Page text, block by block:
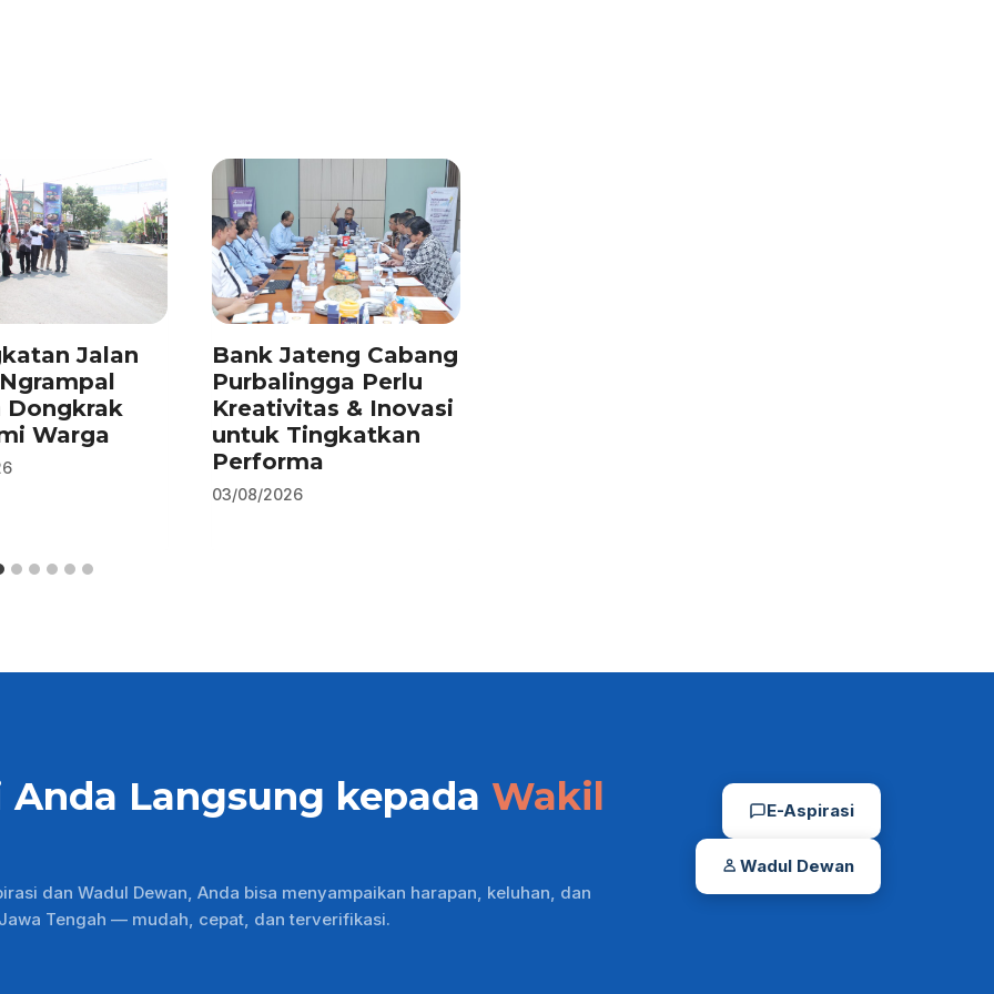
Jalan
Dongkrak
Warga
Bank Jateng Cabang
Purbalingga Perlu
Kreativitas & Inovasi
untuk Tingkatkan
Performa
03/08/2026
Langsung kepada Wakil
dan Wadul Dewan, Anda bisa menyampaikan harapan, keluhan, dan
Tengah — mudah, cepat, dan terverifikasi.
E-Aspirasi
Wadul Dewan